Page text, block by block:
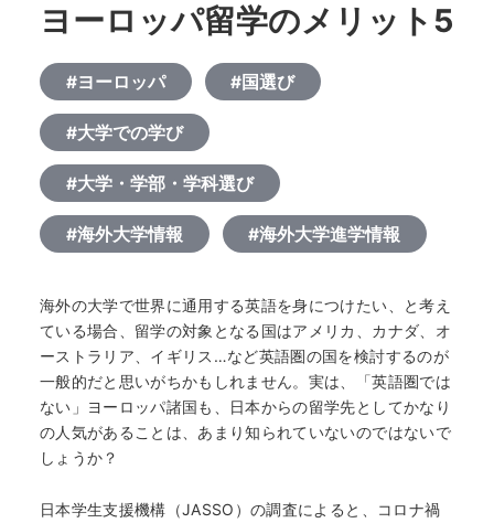
ヨーロッパ留学のメリット5
#ヨーロッパ #国選び
#大学での学び
#大学・学部・学科選び
#海外大学情報 #海外大学進学情報
海外の大学で世界に通用する英語を身につけたい、と考え
ている場合、留学の対象となる国はアメリカ、カナダ、オ
ーストラリア、イギリス…など英語圏の国を検討するのが
一般的だと思いがちかもしれません。実は、「英語圏では
ない」ヨーロッパ諸国も、日本からの留学先としてかなり
の人気があることは、あまり知られていないのではないで
しょうか？
日本学生支援機構（JASSO）の調査によると、コロナ禍